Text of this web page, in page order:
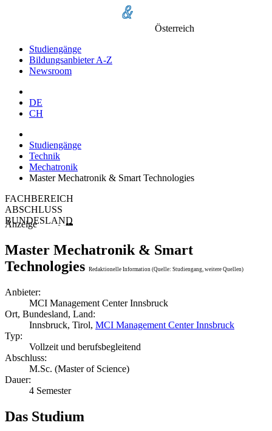
Österreich
Studiengänge
Bildungsanbieter A-Z
Newsroom
DE
CH
Studiengänge
Technik
Mechatronik
Master Mechatronik & Smart Technologies
FACHBEREICH
ABSCHLUSS
BUNDESLAND
Anzeige
Master Mechatronik & Smart
Technologies Redaktionelle Information (Quelle: Studiengang, weitere Quellen)
Anbieter:
MCI Management Center Innsbruck
Ort, Bundesland, Land:
Innsbruck, Tirol, MCI Management Center Innsbruck
Typ:
Vollzeit und berufsbegleitend
Abschluss:
M.Sc. (Master of Science)
Dauer:
4 Semester
Das Studium